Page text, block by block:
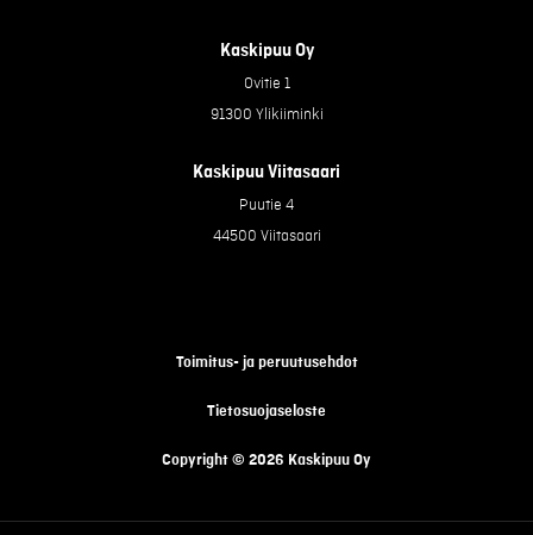
Kaskipuu Oy
Ovitie 1
91300 Ylikiiminki
Kaskipuu Viitasaari
Puutie 4
44500 Viitasaari
Copyright © 2026 Kaskipuu Oy
Tietosuojaseloste
Toimitus- ja peruutusehdot